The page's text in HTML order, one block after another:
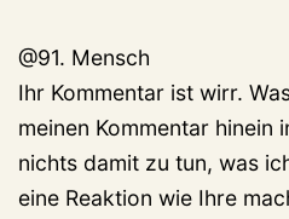
@91. Mensch
Ihr Kommentar ist wirr.
meinen Kommentar
nichts damit zu tun, was
eine Reaktion wie Ihre